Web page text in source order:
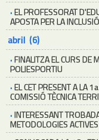
·EL PROFESSORAT
APOSTA PER LA INCLUSIÓ
abril (6)
·FINALITZA EL CURS DE
POLIESPORTIU
·EL CET PRESENT A LA
COMISSIÓ TÈCNICA
·INTERESSANT
METODOLOGIES